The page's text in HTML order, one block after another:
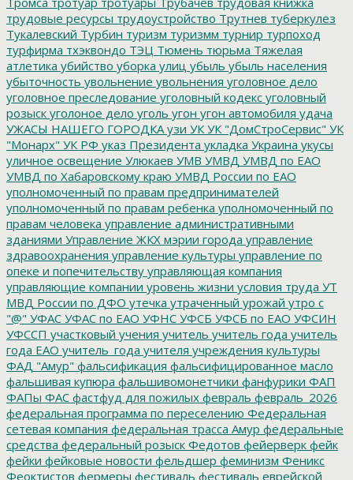
трудовые ресурсы трудоустройство Трутнев туберкулез
Тукалевский Турбин туризм туризмм турнир турпоход
турфирма тхэквондо ТЭЦ Тюмень тюрьма Тяжелая
атлетика убийство уборка улиц убыль убыль населения
убыточность увольнение увольнения уголовное дело
уголовное преследование уголовный кодекс уголовный
розыск уголоное дело уголь угон угон автомобиля удача
УЖАСЫ НАШЕГО ГОРОДКА узи УК УК "ДомСтроСервис" УК
"Монарх" УК РФ указ Президента укладка Украина укусы
уличное освещение Улюкаев УМВ УМВД УМВД по ЕАО
УМВД по Хабаровскому краю УМВД России по ЕАО
уполномоченный по правам предпринимателей
уполномоченный по правам ребенка уполномоченный по
правам человека управление административными
зданиями Управление ЖКХ мэрии города управление
здравоохранения управление культуры управление по
опеке и попечительству управляющая компания
управляющие компании уровень жизни условия труда УТ
МВД России по ДФО утечка утраченный урожай утро с
"@" УФАС УФАС по ЕАО УФНС УФСБ УФСБ по ЕАО УФСИН
УФССП участковый учения учитель учитель года учитель
года ЕАО учитель_года учителя учреждения культуры
ФАД "Амур" фальсификация фальсифицированное масло
фальшивая купюра фальшивомонетчики фанфурики ФАП
ФАПы ФАС фастфуд для пожилых февраль февраль_2026
федеральная программа по переселению Федеральная
сетевая компания федеральная трасса Амур федеральные
средства федеральный розыск Федотов фейерверк фейк
фейки фейковые новости фельдшер феминизм Феникс
Феоктистов фермеры фестиваль фестиваль еврейской